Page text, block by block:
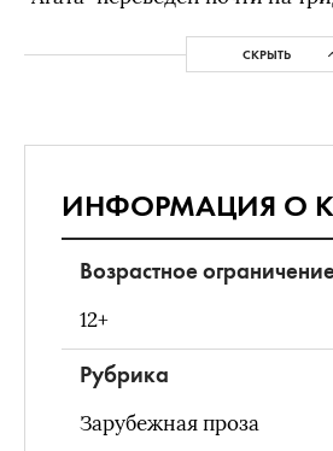
СКРЫТЬ
ИНФОРМАЦИЯ О
Возрастное
12+
Рубрика
Зарубежная проза